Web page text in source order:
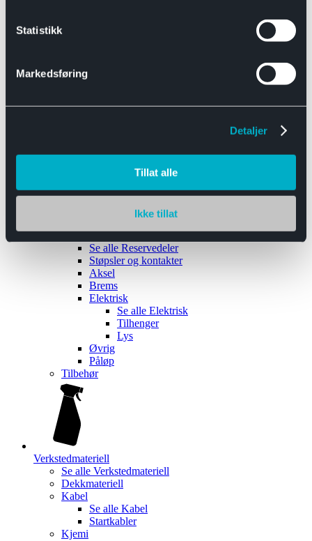
Statistikk
Markedsføring
Detaljer
Tillat alle
Ikke tillat
Båthengere
Reservedeler
Se alle Reservedeler
Støpsler og kontakter
Aksel
Brems
Elektrisk
Se alle Elektrisk
Tilhenger
Lys
Øvrig
Påløp
Tilbehør
Verkstedmateriell
Se alle Verkstedmateriell
Dekkmateriell
Kabel
Se alle Kabel
Startkabler
Kjemi